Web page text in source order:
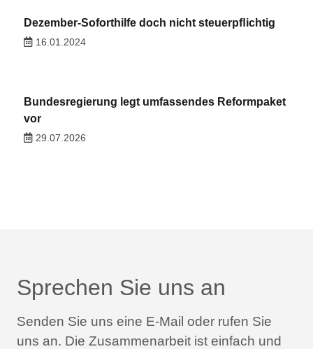
Dezember-Soforthilfe doch nicht steuerpﬂichtig
16.01.2024
Bundesregierung legt umfassendes Reformpaket
vor
29.07.2026
Sprechen Sie uns an
Senden Sie uns eine E-Mail oder rufen Sie
uns an. Die Zusammenarbeit ist einfach und